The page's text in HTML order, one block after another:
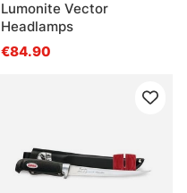
Lumonite Vector
Headlamps
€84.90